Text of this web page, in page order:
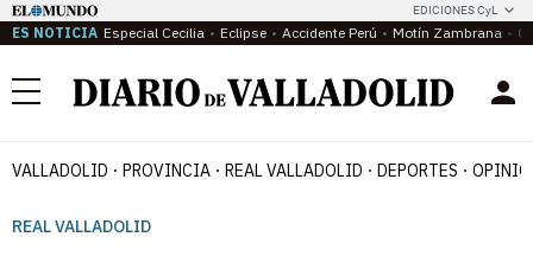
EDICIONES CyL
ES NOTICIA Especial Cecilia Eclipse Accidente Perú Motín Zambrana
Menú
VALLADOLID PROVINCIA REAL VALLADOLID DEPORTES
REAL VALLADOLID